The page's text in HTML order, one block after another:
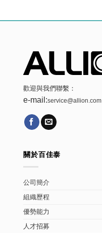
歡迎與我們聯繫：
e-mail:service@allion.com
關於百佳泰
公司簡介
組織歷程
優勢能力
人才招募